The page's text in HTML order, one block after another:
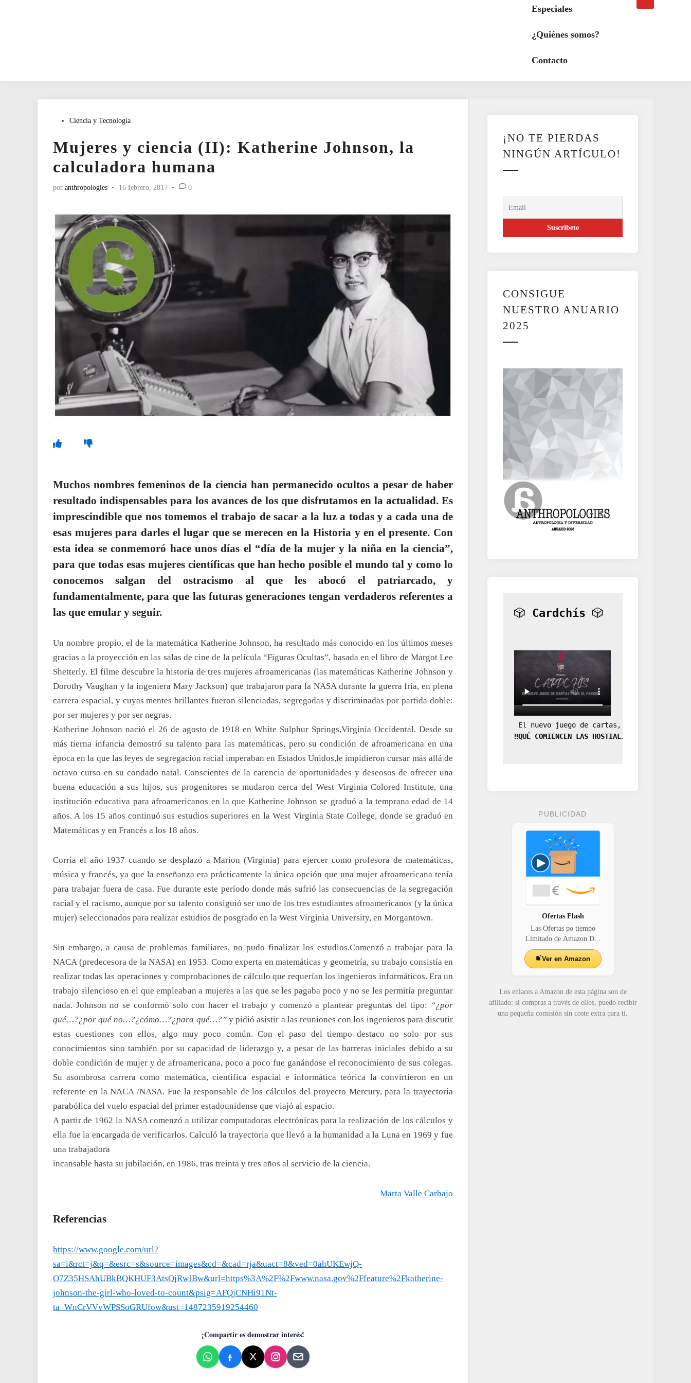
Especiales
¿Quiénes somos?
Contacto
búsqueda
PublicadoCiencia y Tecnología
Mujeres y ciencia (II): Katherine Johnson, la
calculadora humana
por anthropologies • 16 febrero, 2017 • 0
Muchos nombres femeninos de la ciencia han permanecido ocultos a pesar de haber
resultado indispensables para los avances de los que disfrutamos en la actualidad. Es
imprescindible que nos tomemos el trabajo de sacar a la luz a todas y a cada una de
esas mujeres para darles el lugar que se merecen en la Historia y en el presente. Con
esta idea se conmemoró hace unos días el “día de la mujer y la niña en la ciencia”,
para que todas esas mujeres científicas que han hecho posible el mundo tal y como lo
conocemos salgan del ostracismo al que les abocó el patriarcado, y
fundamentalmente, para que las futuras generaciones tengan verdaderos referentes a
las que emular y seguir.
Un nombre propio, el de la matemática Katherine Johnson, ha resultado más conocido en los últimos meses
gracias a la proyección en las salas de cine de la película “Figuras Ocultas”, basada en el libro de Margot Lee
Shetterly. El filme descubre la historia de tres mujeres afroamericanas (las matemáticas Katherine Johnson y
Dorothy Vaughan y la ingeniera Mary Jackson) que trabajaron para la NASA durante la guerra fría, en plena
carrera espacial, y cuyas mentes brillantes fueron silenciadas, segregadas y discriminadas por partida doble:
por ser mujeres y por ser negras.
Katherine Johnson nació el 26 de agosto de 1918 en White Sulphur Springs,Virginia Occidental. Desde su
más tierna infancia demostró su talento para las matemáticas, pero su condición de afroamericana en una
época en la que las leyes de segregación racial imperaban en Estados Unidos,le impidieron cursar más allá de
octavo curso en su condado natal. Conscientes de la carencia de oportunidades y deseosos de ofrecer una
buena educación a sus hijos, sus progenitores se mudaron cerca del West Virginia Colored Institute, una
institución educativa para afroamericanos en la que Katherine Johnson se graduó a la temprana edad de 14
años. A los 15 años continuó sus estudios superiores en la West Virginia State College, donde se graduó en
Matemáticas y en Francés a los 18 años.
Corría el año 1937 cuando se desplazó a Marion (Virginia) para ejercer como profesora de matemáticas,
música y francés, ya que la enseñanza era prácticamente la única opción que una mujer afroamericana tenía
para trabajar fuera de casa. Fue durante este período donde más sufrió las consecuencias de la segregación
racial y el racismo, aunque por su talento consiguió ser uno de los tres estudiantes afroamericanos (y la única
mujer) seleccionados para realizar estudios de posgrado en la West Virginia University, en Morgantown.
Sin embargo, a causa de problemas familiares, no pudo finalizar los estudios.Comenzó a trabajar para la
NACA (predecesora de la NASA) en 1953. Como experta en matemáticas y geometría, su trabajo consistía en
realizar todas las operaciones y comprobaciones de cálculo que requerían los ingenieros informáticos. Era un
trabajo silencioso en el que empleaban a mujeres a las que se les pagaba poco y no se les permitía preguntar
nada. Johnson no se conformó solo con hacer el trabajo y comenzó a plantear preguntas del tipo: “¿por
qué…?¿por qué no…?¿cómo…?¿para qué…?” y pidió asistir a las reuniones con los ingenieros para discutir
estas cuestiones con ellos, algo muy poco común. Con el paso del tiempo destaco no solo por sus
conocimientos sino también por su capacidad de liderazgo y, a pesar de las barreras iniciales debido a su
doble condición de mujer y de afroamericana, poco a poco fue ganándose el reconocimiento de sus colegas.
Su asombrosa carrera como matemática, científica espacial e informática teórica la convirtieron en un
referente en la NACA /NASA. Fue la responsable de los cálculos del proyecto Mercury, para la trayectoria
parabólica del vuelo espacial del primer estadounidense que viajó al espacio.
A partir de 1962 la NASA comenzó a utilizar computadoras electrónicas para la realización de los cálculos y
ella fue la encargada de verificarlos. Calculó la trayectoria que llevó a la humanidad a la Luna en 1969 y fue
una trabajadora
incansable hasta su jubilación, en 1986, tras treinta y tres años al servicio de la ciencia.
Marta Valle Carbajo
Referencias
https://www.google.com/url?
sa=i&rct=j&q=&esrc=s&source=images&cd=&cad=rja&uact=8&ved=0ahUKEwjQ-
O7Z35HSAhUBkBQKHUF3AtsQjRwIBw&url=https%3A%2F%2Fwww.nasa.gov%2Ffeature%2Fkatherine-
johnson-the-girl-who-loved-to-count&psig=AFQjCNHi91Nt-
ta_WnCrVVvWPSSoGRUfow&ust=1487235919254460
¡Compartir es demostrar interés!
¡NO TE PIERDAS
NINGÚN ARTÍCULO!
CONSIGUE
NUESTRO ANUARIO
2025
🎲 Cardchís 🎲
El nuevo juego de cartas, la expansión
‼️QUÉ COMIENCEN LAS HOSTIALIDADES‼️
PUBLICIDAD
Ofertas Flash
Las Ofertas po tiempo
Limitado de Amazon D...
Ver en Amazon
Los enlaces a Amazon de esta página son de
afiliado: si compras a través de ellos, puedo recibir
una pequeña comisión sin coste extra para ti.